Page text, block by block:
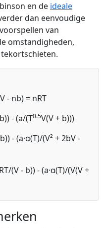
en de ideale
dan eenvoudige
van
omstandigheden,
- nb) = nRT
- (a/(T0.5V(V + b)))
- (a·α(T)/(V² + 2bV -
(V - b)) - (a·α(T)/(V(V +